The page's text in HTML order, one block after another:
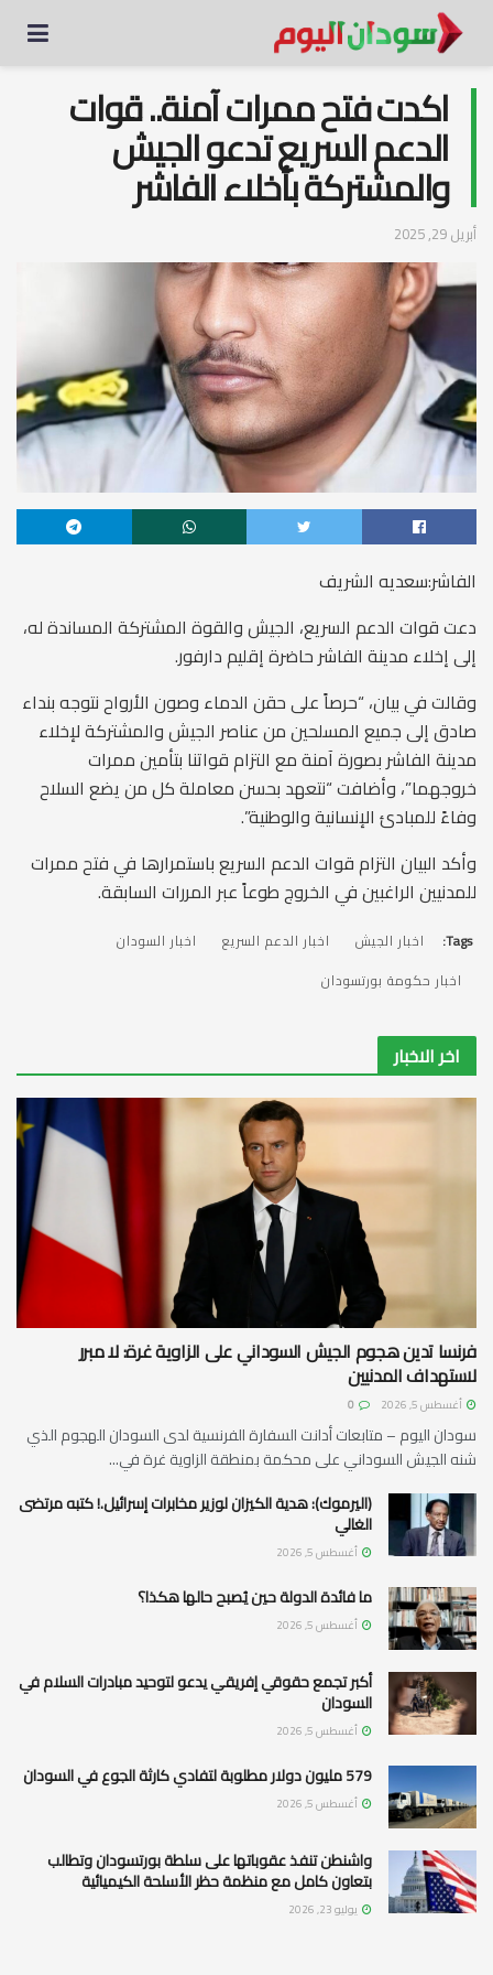
اكدت فتح ممرات آمنة.. قوات
الدعم السريع تدعو الجيش
والمشتركة بأخلاء الفاشر
أبريل 29, 2025
الفاشر:سعديه الشريف
دعت قوات الدعم السريع، الجيش والقوة المشتركة المساندة له،
إلى إخلاء مدينة الفاشر حاضرة إقليم دارفور.
وقالت في بيان، “حرصاً على حقن الدماء وصون الأرواح نتوجه بنداء
صادق إلى جميع المسلحين من عناصر الجيش والمشتركة لإخلاء
مدينة الفاشر بصورة آمنة مع التزام قواتنا بتأمين ممرات
خروجهما”، وأضافت “نتعهد بحسن معاملة كل من يضع السلاح
وفاءً للمبادئ الإنسانية والوطنية”.
وأكد البيان التزام قوات الدعم السريع باستمرارها في فتح ممرات
للمدنيين الراغبين في الخروج طوعاً عبر المررات السابقة.
Tags: اخبار الجيش اخبار الدعم السريع
اخبار السودان
اخبار حكومة بورتسودان
اخر الاخبار
فرنسا تدين هجوم الجيش السوداني على الزاوية غرة: لا مبرر
لاستهداف المدنيين
أغسطس 5, 2026
سودان اليوم – متابعات أدانت السفارة الفرنسية لدى السودان الهجوم الذي
شنه الجيش السوداني على محكمة بمنطقة الزاوية غرة في...
(اليرموك): هدية الكيزان لوزير مخابرات إسرائيل.! كتبه مرتضى
الغالي
أغسطس 5, 2026
ما فائدة الدولة حين يُصبح حالها هكذا؟
أغسطس 5, 2026
أكبر تجمع حقوقي إفريقي يدعو لتوحيد مبادرات السلام في
السودان
أغسطس 5, 2026
579 مليون دولار مطلوبة لتفادي كارثة الجوع في السودان
أغسطس 5, 2026
واشنطن تنفذ عقوباتها على سلطة بورتسودان وتطالب
بتعاون كامل مع منظمة حظر الأسلحة الكيميائية
يوليو 23, 2026